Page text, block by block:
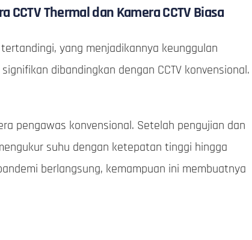
Thermal dan Kamera CCTV Biasa
yang menjadikannya keunggulan
dibandingkan dengan CCTV konvensional.
pengawas konvensional. Setelah pengujian dan
suhu dengan ketepatan tinggi hingga
berlangsung, kemampuan ini membuatnya